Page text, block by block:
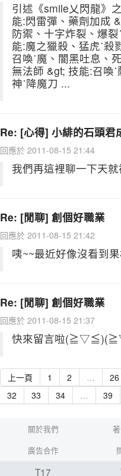
引述《smile乂閃龍》
能:閃雷彈、藥劑加成
防禦、十字炸裂、爆
能:魔之獵殺、猛虎˙殺
召喚˙魔、闇黑吐息、
無法師 &gt; 技能:召喚
神˙降魔刀 ...
Re: [心得] 小緋的石頭君
回應於 2011-08-15 21:44
我們再這裡聊一下天
Re: [閒聊] 創個好職業
回應於 2011-08-15 21:42
咦~~最近好像沒看到
Re: [閒聊] 創個好職業
回應於 2011-08-15 21:37
快來留言啦
上一頁 1 2 … 26
32
33 34 … 39
關於我們
廣告合作
T17